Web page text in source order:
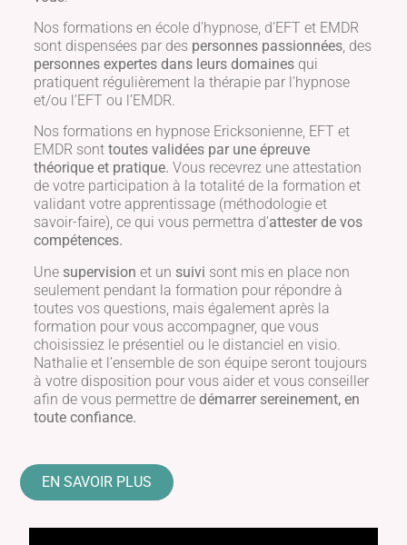
Nos formations en école d’hypnose, d’EFT et EMDR
sont dispensées par des personnes passionnées, des
personnes expertes dans leurs domaines qui
pratiquent régulièrement la thérapie par l’hypnose
et/ou l’EFT ou l’EMDR.
Nos formations en hypnose Ericksonienne, EFT et
EMDR sont toutes validées par une épreuve
théorique et pratique.Vous recevrez une attestation
de votre participation à la totalité de la formation et
validant votre apprentissage (méthodologie et
savoir-faire), ce qui vous permettra d’attester de vos
compétences.
Une supervision et un suivi sont mis en place non
seulement pendant la formation pour répondre à
toutes vos questions, mais également après la
formation pour vous accompagner, que vous
choisissiez le présentiel ou le distanciel en visio.
Nathalie et l’ensemble de son équipe seront toujours
à votre disposition pour vous aider et vous conseiller
afin de vous permettre dedémarrer sereinement, en
toute confiance.
EN SAVOIR PLUS